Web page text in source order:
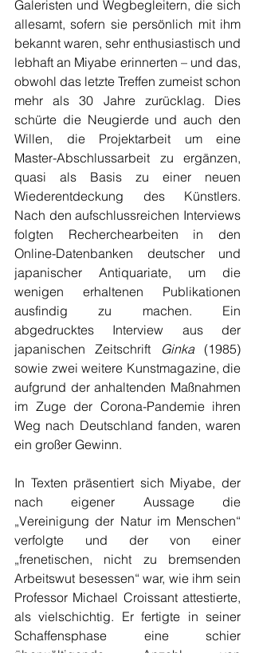
Galeristen und Wegbegleitern, die sich
allesamt, sofern sie persönlich mit ihm
bekannt waren, sehr enthusiastisch und
lebhaft an Miyabe erinnerten – und das,
obwohl das letzte Treffen zumeist schon
mehr als 30 Jahre zurücklag. Dies
schürte die Neugierde und auch den
Willen, die Projektarbeit um eine
Master-Abschlussarbeit zu ergänzen,
quasi als Basis zu einer neuen
Wiederentdeckung des Künstlers.
Nach den aufschlussreichen Interviews
folgten Recherchearbeiten in den
Online-Datenbanken deutscher und
japanischer Antiquariate, um die
wenigen erhaltenen Publikationen
ausfindig zu machen. Ein
abgedrucktes Interview aus der
japanischen Zeitschrift
Ginka (1985)
sowie zwei weitere Kunstmagazine, die
aufgrund der anhaltenden Maßnahmen
im Zuge der Corona-Pandemie ihren
Weg nach Deutschland fanden, waren
ein großer Gewinn.
In Texten präsentiert sich Miyabe, der
nach eigener Aussage die
„Vereinigung der Natur im Menschen“
verfolgte und der von einer
„frenetischen, nicht zu bremsenden
Arbeitswut besessen“ war, wie ihm sein
Professor Michael Croissant attestierte,
als vielschichtig. Er fertigte in seiner
Schaffensphase eine schier